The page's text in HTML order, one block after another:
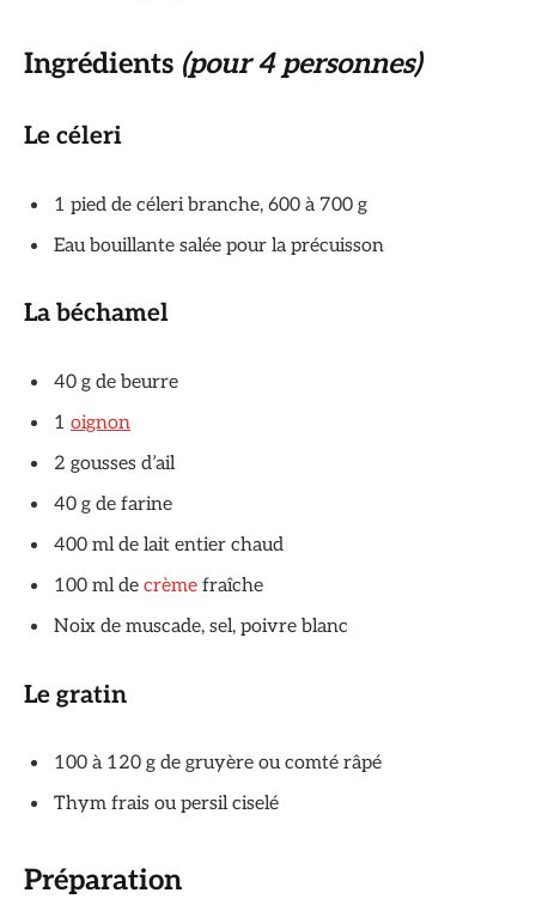
Ingrédients (pour 4 personnes)
Le céleri
1 pied de céleri branche, 600 à 700 g
Eau bouillante salée pour la précuisson
La béchamel
40 g de beurre
1 oignon
2 gousses d’ail
40 g de farine
400 ml de lait entier chaud
100 ml de crème fraîche
Noix de muscade, sel, poivre blanc
Le gratin
100 à 120 g de gruyère ou comté râpé
Thym frais ou persil ciselé
Préparation